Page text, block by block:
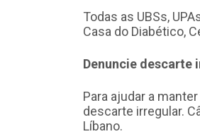
Todas as UBSs,
Casa do Diabético,
Denuncie descarte
Para ajudar a
descarte irregular.
Líbano.